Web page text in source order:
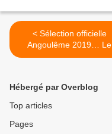
< Sélection officielle
Angoulême 2019… Le
choix d’Oncle Fumetti.
Hébergé par Overblog
Top articles
Pages